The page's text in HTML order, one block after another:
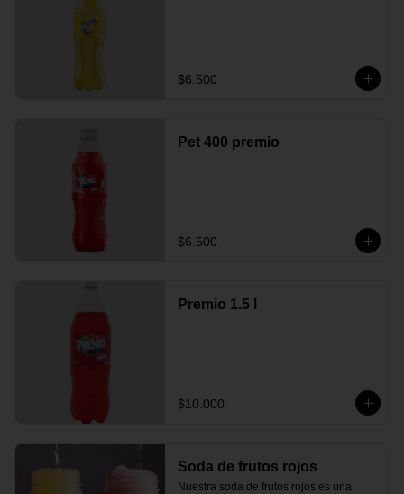
$6.500
Pet 400 premio
$6.500
Premio 1.5 l
$10.000
Soda de frutos rojos
Nuestra soda de frutos rojos es una